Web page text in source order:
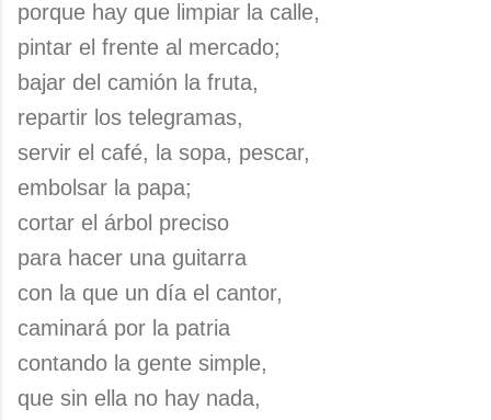
porque hay que limpiar la calle,
pintar el frente al mercado;
bajar del camión la fruta,
repartir los telegramas,
servir el café, la sopa, pescar,
embolsar la papa;
cortar el árbol preciso
para hacer una guitarra
con la que un día el cantor,
caminará por la patria
contando la gente simple,
que sin ella no hay nada,